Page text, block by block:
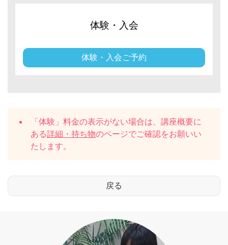
体験・入会
体験・入会ご予約
「体験」料金の表示がない場合は、講座概要に
ある詳細・持ち物のページでご確認をお願いい
たします。